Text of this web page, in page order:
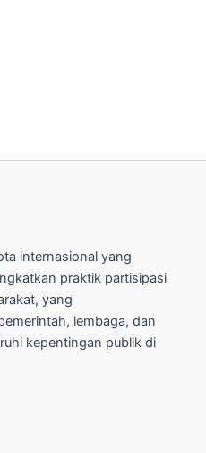
internasional yang
praktik partisipasi
yang
lembaga, dan
kepentingan publik di